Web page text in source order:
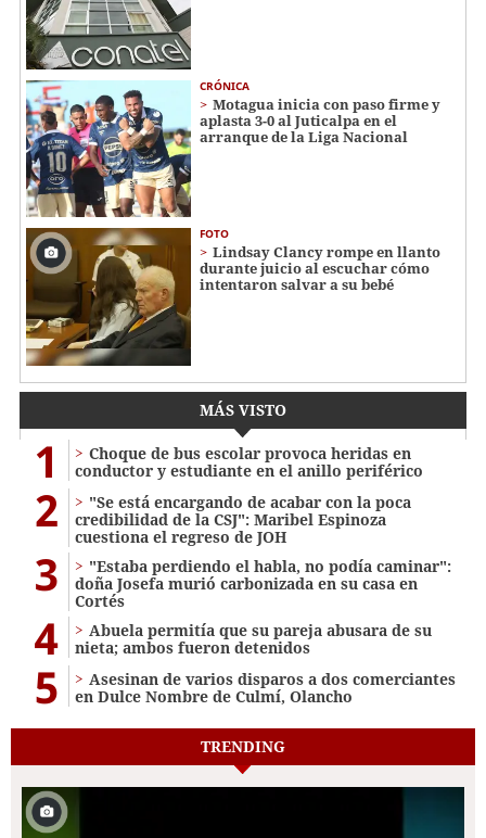
CRÓNICA
Motagua inicia con paso firme y
aplasta 3-0 al Juticalpa en el
arranque de la Liga Nacional
FOTO
Lindsay Clancy rompe en llanto
durante juicio al escuchar cómo
intentaron salvar a su bebé
MÁS VISTO
1
Choque de bus escolar provoca heridas en
conductor y estudiante en el anillo periférico
2
"Se está encargando de acabar con la poca
credibilidad de la CSJ": Maribel Espinoza
cuestiona el regreso de JOH
3
"Estaba perdiendo el habla, no podía caminar":
doña Josefa murió carbonizada en su casa en
Cortés
4
Abuela permitía que su pareja abusara de su
nieta; ambos fueron detenidos
5
Asesinan de varios disparos a dos comerciantes
en Dulce Nombre de Culmí, Olancho
TRENDING